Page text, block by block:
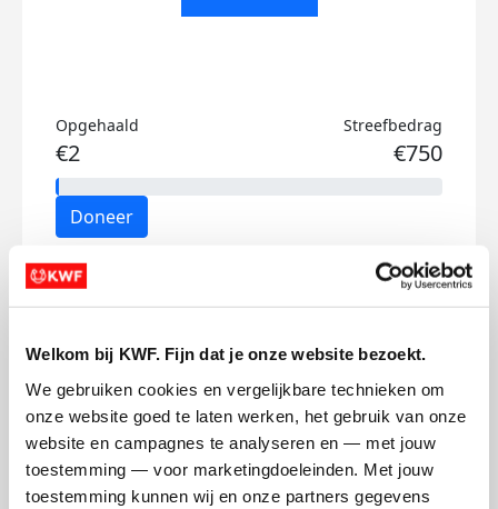
Welkom bij KWF. Fijn dat je onze website bezoekt.
We gebruiken cookies en vergelijkbare technieken om
onze website goed te laten werken, het gebruik van onze
website en campagnes te analyseren en — met jouw
toestemming — voor marketingdoeleinden. Met jouw
toestemming kunnen wij en onze partners gegevens
Opgehaald
€2
Streefbedrag
€750
Doneer